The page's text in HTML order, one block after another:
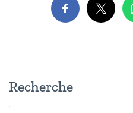
Recherche